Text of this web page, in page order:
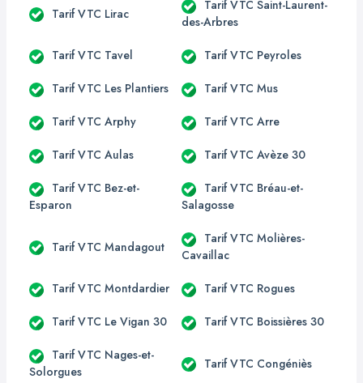
Tarif VTC Lirac
Tarif VTC Saint-Laurent-
des-Arbres
Tarif VTC Tavel Tarif VTC Peyroles
Tarif VTC Les Plantiers Tarif VTC Mus
Tarif VTC Arphy Tarif VTC Arre
Tarif VTC Aulas Tarif VTC Avèze 30
Tarif VTC Bez-et-
Esparon
Tarif VTC Bréau-et-
Salagosse
Tarif VTC Mandagout
Tarif VTC Molières-
Cavaillac
Tarif VTC Montdardier Tarif VTC Rogues
Tarif VTC Le Vigan 30 Tarif VTC Boissières 30
Tarif VTC Nages-et-
Solorgues
Tarif VTC Congéniès